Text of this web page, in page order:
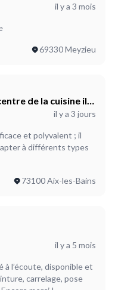
il y a 3 mois
69330 Meyzieu
de la cuisine il
il y a 3 jours
et polyvalent ; il
à différents types
73100 Aix-les-Bains
il y a 5 mois
à l’écoute, disponible et
carrelage, pose